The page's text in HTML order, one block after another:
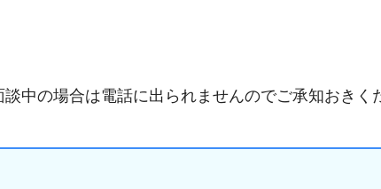
中の場合は電話に出られませんのでご承知おきく